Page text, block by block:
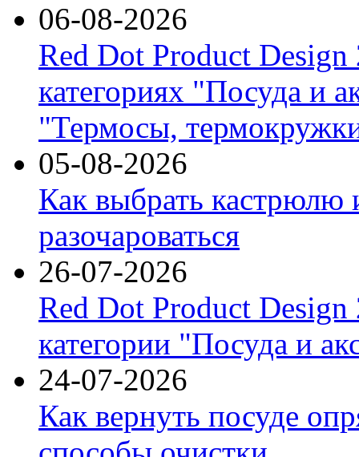
06-08-2026
Red Dot Product Design
категориях "Посуда и
"Термосы,
05-08-2026
Как выбрать кастрюлю
разочароваться
26-07-2026
Red Dot Product Design
категории "Посуда и
24-07-2026
Как вернуть посуде